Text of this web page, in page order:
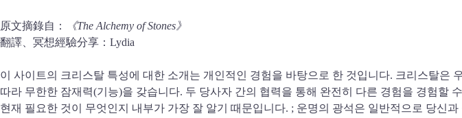
原文摘錄自：
《The Alchemy of Stones》
翻譯、冥想經驗分享：Lydia
이 사이트의 크리스탈 특성에 대한 소개는 개인적인 경험을 바탕으로 한 것입니다. 크리스탈은
따라 무한한 잠재력(기능)을 갖습니다. 두 당사자 간의 협력을 통해 완전히 다른 경험을 경험할
현재 필요한 것이 무엇인지 내부가 가장 잘 알기 때문입니다. ; 운명의 광석은 일반적으로 당신